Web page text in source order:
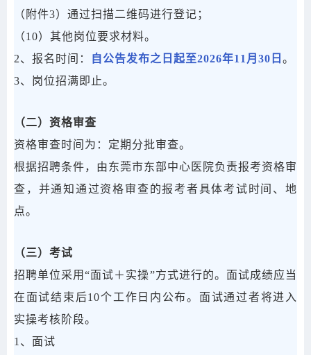
（附件3）通过扫描二维码进行登记；
（10）其他岗位要求材料。
2、报名时间：
自公告发布之日起至2026年11月30日 。
3、岗位招满即止。
（二）资格审查
资格审查时间为：定期分批审查。
根据招聘条件，由东莞市东部中心医院负责报考资格审
查，并通知通过资格审查的报考者具体考试时间、地
点。
（三）考试
招聘单位采用“面试＋实操”方式进行的。面试成绩应当
在面试结束后10个工作日内公布。面试通过者将进入
实操考核阶段。
1、面试